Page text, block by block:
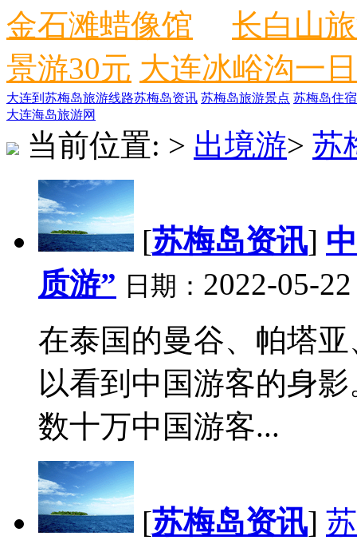
金石滩蜡像馆
长白山
景游30元 大连冰峪沟一
大连到苏梅岛旅游线路苏梅岛资讯 苏梅岛旅游景点 苏梅岛住
大连海岛旅游网
当前位置: > 出境游> 苏
[苏梅岛资讯]
质游” 日期： 2022-05-
在泰国的曼谷、帕塔
以看到中国游客的身
数十万中国游客...
[苏梅岛资讯]